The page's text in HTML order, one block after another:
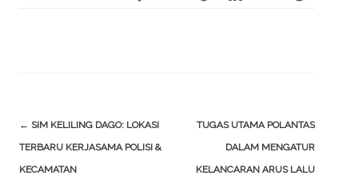
Post
navigation
← SIM KELILING DAGO: LOKASI
TERBARU KERJASAMA POLISI &
KECAMATAN
TUGAS UTAMA POLANTAS
DALAM MENGATUR
KELANCARAN ARUS LALU